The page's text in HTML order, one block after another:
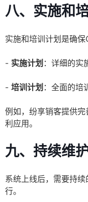
八、实施和
实施和培训计划是确保
- 实施计划 ：详细的实
- 培训计划 ：全面的培
例如，纷享销客提供
利应用。
九、持续维
系统上线后，需要持
行。